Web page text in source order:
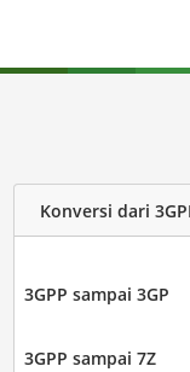
Konversi dari
3GPP sampai 3GP
3GPP sampai 7Z